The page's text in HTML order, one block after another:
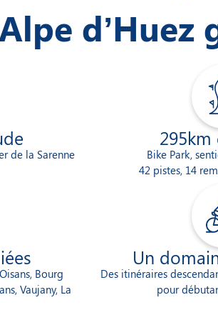
d’Huez
de la Sarenne
295km
Bike Park,
42 pistes, 14
Bourg
Vaujany, La
Un
Des itinéraires
pour